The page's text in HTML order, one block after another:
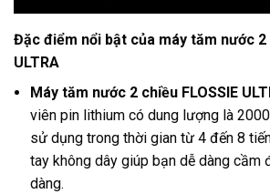
Đặc điểm nổi bật của máy tăm nước 2
ULTRA
Máy tăm nước 2 chiều FLOSSIE
viên pin lithium có dung lượng là
sử dụng trong thời gian từ 4 đến 8
tay không dây giúp bạn dễ dàng cầm
dàng.